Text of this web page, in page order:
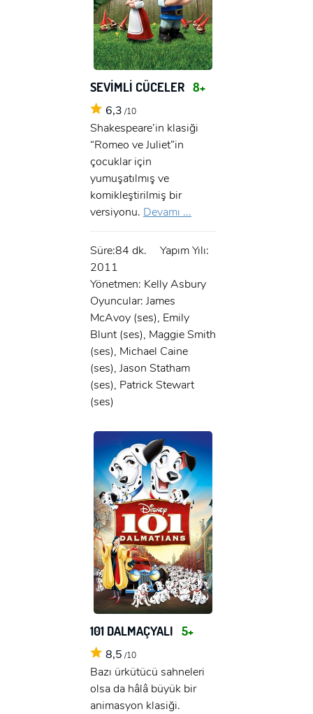
SEVİMLİ CÜCELER 8+
6,3 /10
Shakespeare’in klasiği
“Romeo ve Juliet”in
çocuklar için
yumuşatılmış ve
komikleştirilmiş bir
versiyonu. Devamı ...
Süre:84 dk.
Yapım Yılı:
2011
Yönetmen: Kelly Asbury
Oyuncular: James
McAvoy (ses), Emily
Blunt (ses), Maggie Smith
(ses), Michael Caine
(ses), Jason Statham
(ses), Patrick Stewart
(ses)
101 DALMAÇYALI 5+
8,5 /10
Bazı ürkütücü sahneleri
olsa da hâlâ büyük bir
animasyon klasiği.